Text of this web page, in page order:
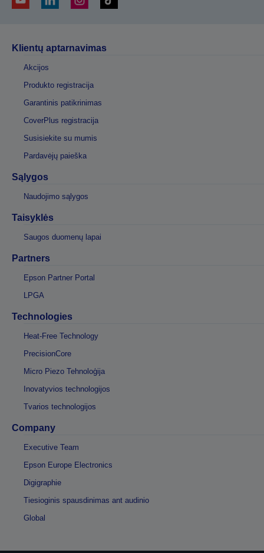
Klientų aptarnavimas
Akcijos
Produkto registracija
Garantinis patikrinimas
CoverPlus registracija
Susisiekite su mumis
Pardavėjų paieška
Sąlygos
Naudojimo sąlygos
Taisyklės
Saugos duomenų lapai
Partners
Epson Partner Portal
LPGA
Technologies
Heat-Free Technology
PrecisionCore
Micro Piezo Tehnoloģija
Inovatyvios technologijos
Tvarios technologijos
Company
Executive Team
Epson Europe Electronics
Digigraphie
Tiesioginis spausdinimas ant audinio
Global